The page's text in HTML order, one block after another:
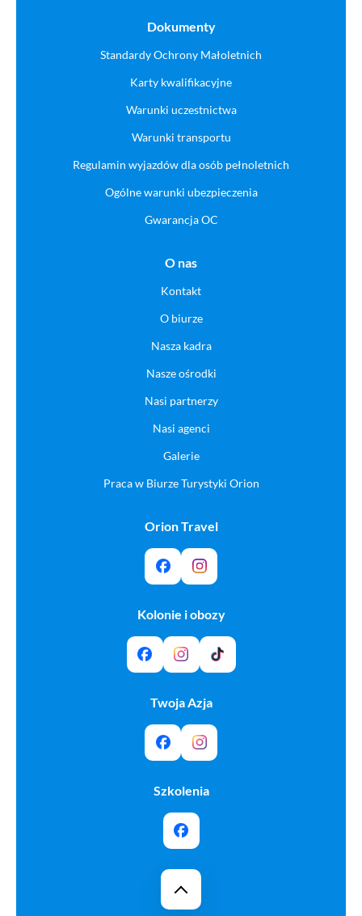
Dokumenty
Standardy Ochrony Małoletnich
Karty kwalifikacyjne
Warunki uczestnictwa
Warunki transportu
Regulamin wyjazdów dla osób pełnoletnich
Ogólne warunki ubezpieczenia
Gwarancja OC
O nas
Kontakt
O biurze
Nasza kadra
Nasze ośrodki
Nasi partnerzy
Nasi agenci
Galerie
Praca w Biurze Turystyki Orion
Orion Travel
Kolonie i obozy
Twoja Azja
Szkolenia